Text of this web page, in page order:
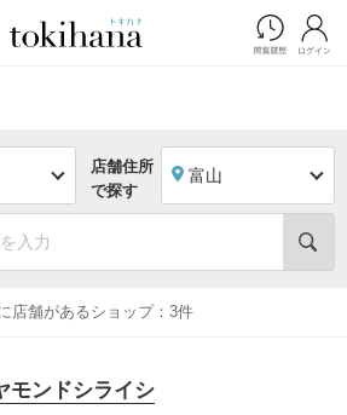
店舗住所
で探す
富山
店舗があるショップ：3件
モンドシライシ